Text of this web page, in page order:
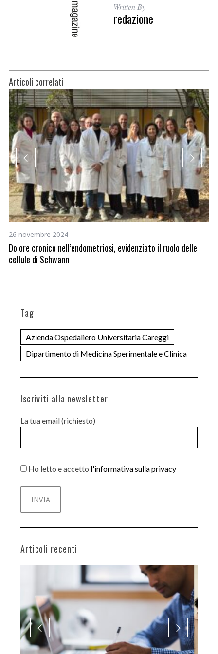
Written By
redazione
Articoli correlati
26 novembre 2024
Dolore cronico nell’endometriosi, evidenziato il ruolo delle
cellule di Schwann
Tag
Azienda Ospedaliero Universitaria Careggi
Dipartimento di Medicina Sperimentale e Clinica
Iscriviti alla newsletter
La tua email (richiesto)
Ho letto e accetto l'informativa sulla privacy
Articoli recenti